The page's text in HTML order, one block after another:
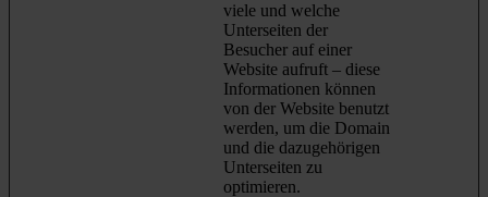
viele und welche
Unterseiten der
Besucher auf einer
Website aufruft – diese
Informationen können
von der Website benutzt
werden, um die Domain
und die dazugehörigen
Unterseiten zu
optimieren.